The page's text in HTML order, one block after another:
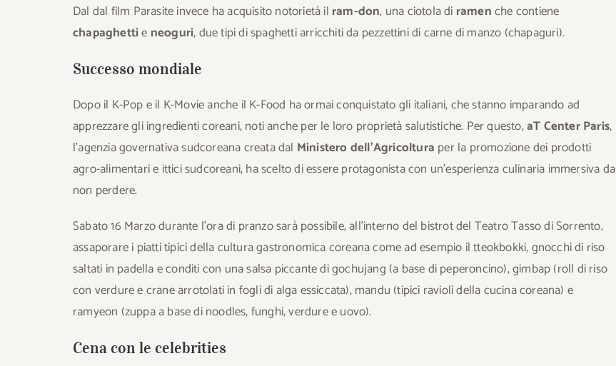
Dal dal film Parasite invece ha acquisito notorietà il ram-don, una ciotola di ramenche contiene
chapaghettie neoguri, due tipi di spaghetti arricchiti da pezzettini di carne di manzo (chapaguri).
Successo mondiale
Dopo il K-Pop e il K-Movie anche il K-Food ha ormai conquistato gli italiani, che stanno imparando ad
apprezzare gli ingredienti coreani, noti anche per le loro proprietà salutistiche. Per questo,aT Center Paris,
l’agenzia governativa sudcoreana creata dal Ministero dell’Agricoltura per la promozione dei prodotti
agro-alimentari e ittici sudcoreani, ha scelto di essere protagonista con un’esperienza culinaria immersiva da
non perdere.
Sabato 16 Marzo durante l’ora di pranzo sarà possibile, all’interno del bistrot del Teatro Tasso di Sorrento,
assaporare i piatti tipici della cultura gastronomica coreana come ad esempio il tteokbokki, gnocchi di riso
saltati in padella e conditi con una salsa piccante di gochujang (a base di peperoncino), gimbap (roll di riso
con verdure e crane arrotolati in fogli di alga essiccata), mandu (tipici ravioli della cucina coreana) e
ramyeon (zuppa a base di noodles, funghi, verdure e uovo).
Cena con le celebrities